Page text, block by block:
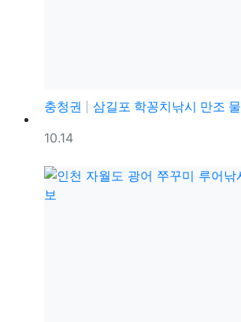
충청권
삼길포 학꽁치낚시 만조 물때 카고
등록일
10.14